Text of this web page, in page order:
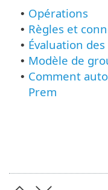
• Opérations
• Règles et
• Évaluation
• Modèle de
• Comment
Prem